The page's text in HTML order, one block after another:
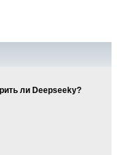
ли Deepseekу?